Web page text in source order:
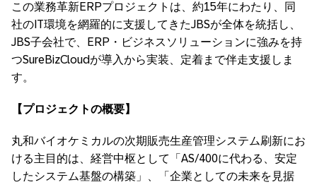
この業務革新ERPプロジェクトは、約15年にわたり、同
社のIT環境を網羅的に支援してきたJBSが全体を統括し、
JBS子会社で、ERP・ビジネスソリューションに強みを持
つSureBizCloudが導入から実装、定着まで伴走支援しま
す。
【プロジェクトの概要】
丸和バイオケミカルの次期販売生産管理システム刷新にお
ける主目的は、経営中枢として「AS/400に代わる、安定
したシステム基盤の構築​」、「企業としての未来を見据